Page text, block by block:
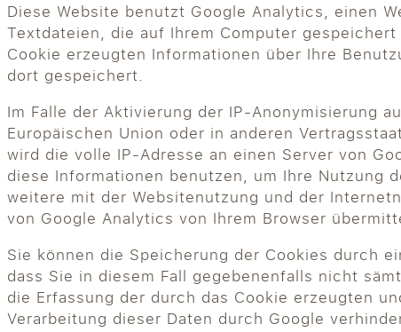
Diese Website benutzt Google Analytics, einen
Textdateien, die auf Ihrem Computer
Cookie erzeugten Informationen über Ihre
dort gespeichert.
Im Falle der Aktivierung der IP-Anonymisierung
Europäischen Union oder in anderen
wird die volle IP-Adresse an einen Server von
diese Informationen benutzen, um Ihre Nutzung
weitere mit der Websitenutzung und der
von Google Analytics von Ihrem Browser
Sie können die Speicherung der Cookies durch
dass Sie in diesem Fall gegebenenfalls nicht
die Erfassung der durch das Cookie erzeugten
Verarbeitung dieser Daten durch Google